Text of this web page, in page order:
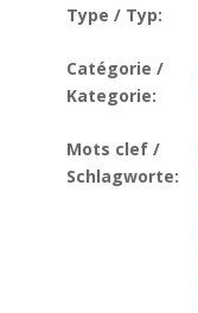
Type / Typ:
Catégorie /
Kategorie:
Mots clef /
Schlagworte: